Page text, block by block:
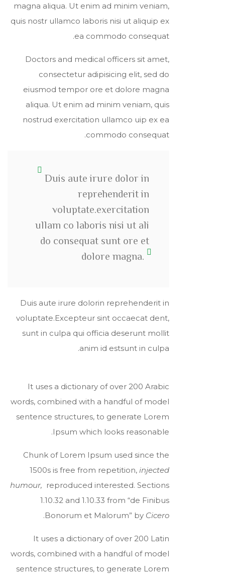
magna aliqua. Ut enim ad minim veniam,
quis nostr ullamco laboris nisi ut aliquip ex
ea commodo consequat.
Doctors and medical officers sit amet,
consectetur adipisicing elit, sed do
eiusmod tempor ore et dolore magna
aliqua. Ut enim ad minim veniam, quis
nostrud exercitation ullamco uip ex ea
commodo consequat.
Duis aute irure dolor in
reprehenderit in
voluptate.exercitation
ullam co laboris nisi ut ali
do consequat sunt ore et
dolore magna.
Duis aute irure dolorin reprehenderit in
voluptate.Excepteur sint occaecat dent,
sunt in culpa qui officia deserunt mollit
anim id estsunt in culpa.
It uses a dictionary of over 200 Arabic
words, combined with a handful of model
sentence structures, to generate Lorem
Ipsum which looks reasonable.
Chunk of Lorem Ipsum used since the
1500s is free from repetition, injected
humour, reproduced interested. Sections
1.10.32 and 1.10.33 from “de Finibus
Bonorum et Malorum” by Cicero
.
It uses a dictionary of over 200 Latin
words, combined with a handful of model
sentence structures, to generate Lorem